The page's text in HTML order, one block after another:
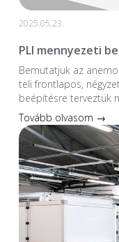
2025.05.23.
PLI mennyezeti
Bemutatjuk az
teli frontlapos,
beépítésre terveztük
Tovább olvasom →